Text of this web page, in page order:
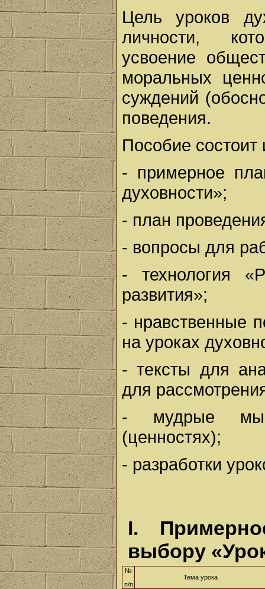
Цель уроков
личности,
усвоение
моральных
суждений
поведения.
Пособие
- примерное
духовности»;
- план
- вопросы для
- технология
развития»;
- нравственные
на уроках
- тексты для
для
- мудрые
(ценностях);
- разработки
I.
выбору
№
п/п
Тема урока